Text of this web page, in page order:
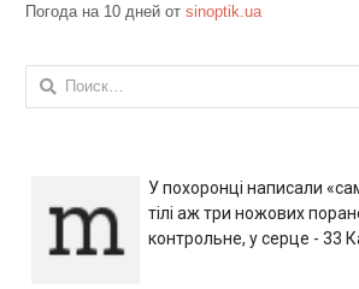
Погода на 10 дней от sinoptik.ua
Найти:
У похоронці написали
тілі аж три ножових
контрольне, у серце - 33